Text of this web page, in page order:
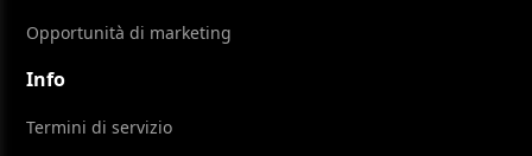
Opportunità di marketing
Info
Termini di servizio